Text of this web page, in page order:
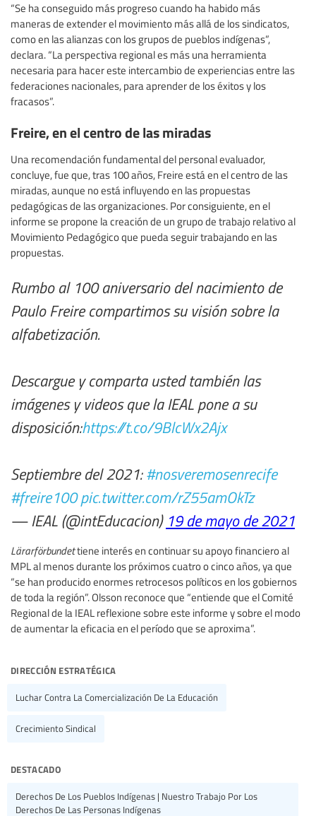
“Se ha conseguido más progreso cuando ha habido más
maneras de extender el movimiento más allá de los sindicatos,
como en las alianzas con los grupos de pueblos indígenas”,
declara. “La perspectiva regional es más una herramienta
necesaria para hacer este intercambio de experiencias entre las
federaciones nacionales, para aprender de los éxitos y los
fracasos”.
Freire, en el centro de las miradas
Una recomendación fundamental del personal evaluador,
concluye, fue que, tras 100 años, Freire está en el centro de las
miradas, aunque no está influyendo en las propuestas
pedagógicas de las organizaciones. Por consiguiente, en el
informe se propone la creación de un grupo de trabajo relativo al
Movimiento Pedagógico que pueda seguir trabajando en las
propuestas.
Rumbo al 100 aniversario del nacimiento de
Paulo Freire compartimos su visión sobre la
alfabetización.
Descargue y comparta usted también las
imágenes y videos que la IEAL pone a su
disposición:https://t.co/9BlcWx2Ajx
Septiembre del 2021:#nosveremosenrecife
#freire100 pic.twitter.com/rZ55amOkTz
— IEAL (@intEducacion) 19 de mayo de 2021
Lärarförbundettiene interés en continuar su apoyo financiero al
MPL al menos durante los próximos cuatro o cinco años, ya que
“se han producido enormes retrocesos políticos en los gobiernos
de toda la región”. Olsson reconoce que “entiende que el Comité
Regional de la IEAL reflexione sobre este informe y sobre el modo
de aumentar la eficacia en el período que se aproxima”.
dirección estratégica
Luchar Contra La Comercialización De La Educación
Crecimiento Sindical
destacado
Derechos De Los Pueblos Indígenas | Nuestro Trabajo Por Los
Derechos De Las Personas Indígenas